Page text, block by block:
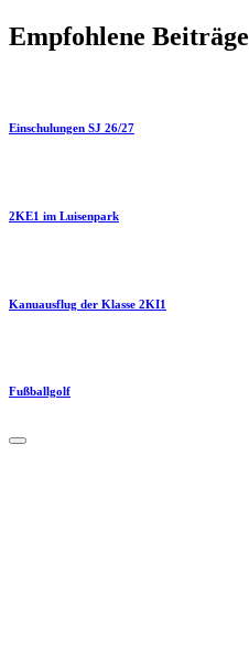
Empfohlene Beiträge
Einschulungen SJ 26/27
2KE1 im Luisenpark
Kanuausflug der Klasse 2KI1
Fußballgolf